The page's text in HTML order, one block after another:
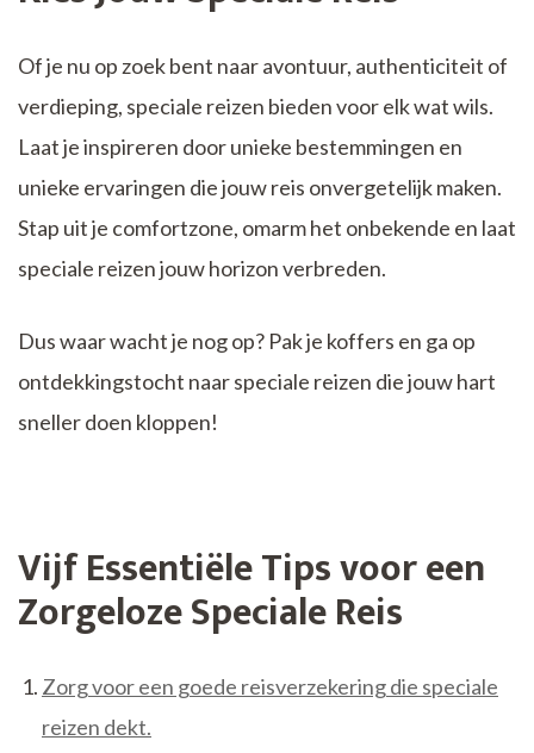
Of je nu op zoek bent naar avontuur, authenticiteit of
verdieping, speciale reizen bieden voor elk wat wils.
Laat je inspireren door unieke bestemmingen en
unieke ervaringen die jouw reis onvergetelijk maken.
Stap uit je comfortzone, omarm het onbekende en laat
speciale reizen jouw horizon verbreden.
Dus waar wacht je nog op? Pak je koffers en ga op
ontdekkingstocht naar speciale reizen die jouw hart
sneller doen kloppen!
Vijf Essentiële Tips voor een
Zorgeloze Speciale Reis
Zorg voor een goede reisverzekering die speciale
reizen dekt.